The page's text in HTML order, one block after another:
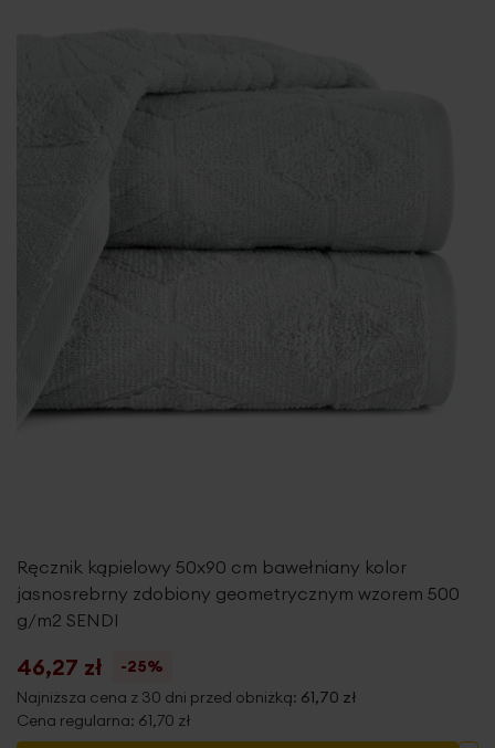
Ręcznik kąpielowy 50x90 cm bawełniany kolor
jasnosrebrny zdobiony geometrycznym wzorem 500
g/m2 SENDI
46,27 zł
-25%
Najniższa cena z 30 dni przed obniżką: 61,70 zł
Cena regularna: 61,70 zł